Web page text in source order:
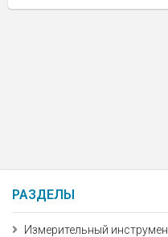
РАЗДЕЛЫ
Измерительный